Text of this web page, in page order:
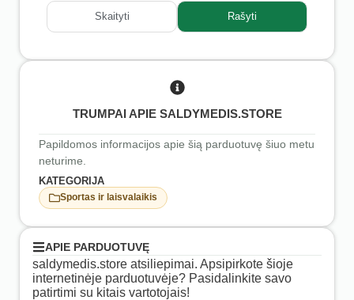
Skaityti Rašyti
TRUMPAI APIE SALDYMEDIS.STORE
Papildomos informacijos apie šią parduotuvę šiuo metu
neturime.
KATEGORIJA
Sportas ir laisvalaikis
APIE PARDUOTUVĘ
saldymedis.store atsiliepimai. Apsipirkote šioje
internetinėje parduotuvėje? Pasidalinkite savo
patirtimi su kitais vartotojais!